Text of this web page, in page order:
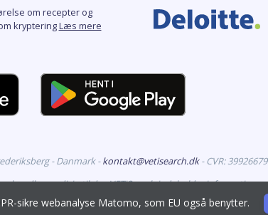
om recepter og
krypteringLæs mere
- Danmark -kontakt@vetisearch.dk- CVR: 39926679
medicin til dyr. VETiSearch indeholder information
Danmark, og er målrettet veterinære fagfolk.
sikre webanalyse Matomo, som EU også benytter.